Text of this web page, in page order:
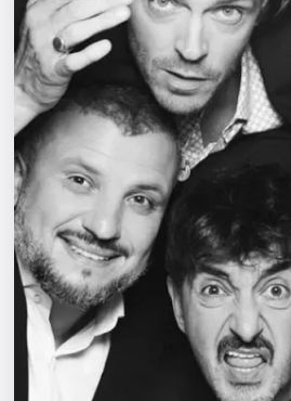
Спорт
События
Города
Площадки
Артисты
Рейтинги